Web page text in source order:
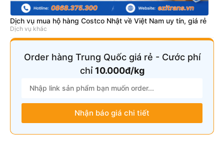
Dịch vụ mua hộ hàng Costco Nhật về Việt Nam uy tín, giá rẻ
Dịch vụ khác
Order hàng Trung Quốc giá rẻ - Cước phí
chỉ 10.000đ/kg
Nhận báo giá chi tiết